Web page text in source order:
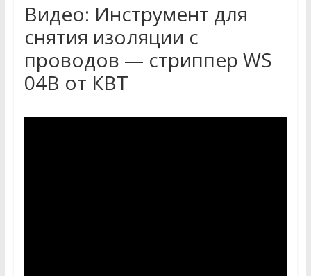
Видео: Инструмент для
снятия изоляции с
проводов — стриппер WS
04B от КВТ